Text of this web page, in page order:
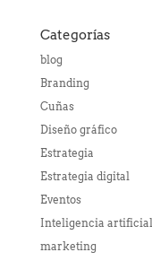
Categorías
blog
Branding
Cuñas
Diseño gráfico
Estrategia
Estrategia digital
Eventos
Inteligencia artificial
marketing